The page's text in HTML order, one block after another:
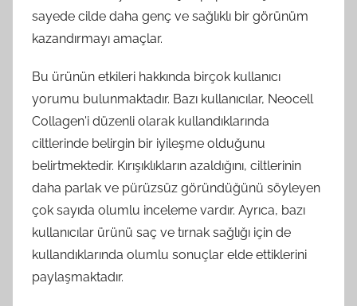
sayede cilde daha genç ve sağlıklı bir görünüm
kazandırmayı amaçlar.
Bu ürünün etkileri hakkında birçok kullanıcı
yorumu bulunmaktadır. Bazı kullanıcılar, Neocell
Collagen'i düzenli olarak kullandıklarında
ciltlerinde belirgin bir iyileşme olduğunu
belirtmektedir. Kırışıklıkların azaldığını, ciltlerinin
daha parlak ve pürüzsüz göründüğünü söyleyen
çok sayıda olumlu inceleme vardır. Ayrıca, bazı
kullanıcılar ürünü saç ve tırnak sağlığı için de
kullandıklarında olumlu sonuçlar elde ettiklerini
paylaşmaktadır.